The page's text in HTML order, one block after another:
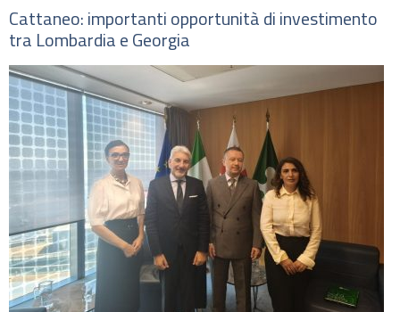
Cattaneo: importanti opportunità di investimento
tra Lombardia e Georgia